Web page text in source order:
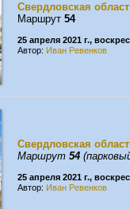
Свердловская
Маршрут 54
25 апреля 2021 г.,
Автор: Иван Ревенков
Свердловская
Маршрут 54
25 апреля 2021 г.,
Автор: Иван Ревенков